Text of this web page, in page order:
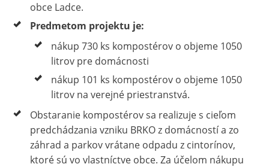
obce Ladce.
Predmetom projektu je:
nákup 730 ks kompostérov o objeme 1050
litrov pre domácnosti
nákup 101 ks kompostérov o objeme 1050
litrov na verejné priestranstvá.
Obstaranie kompostérov sa realizuje s cieľom
predchádzania vzniku BRKO z domácností a zo
záhrad a parkov vrátane odpadu z cintorínov,
ktoré sú vo vlastníctve obce. Za účelom nákupu